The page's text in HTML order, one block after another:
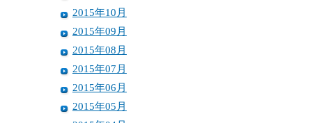
2015年10月
2015年09月
2015年08月
2015年07月
2015年06月
2015年05月